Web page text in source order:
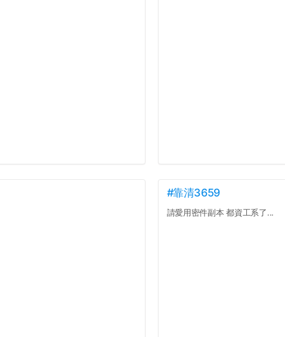
#靠清3659
請愛用密件副本 都資工系了...